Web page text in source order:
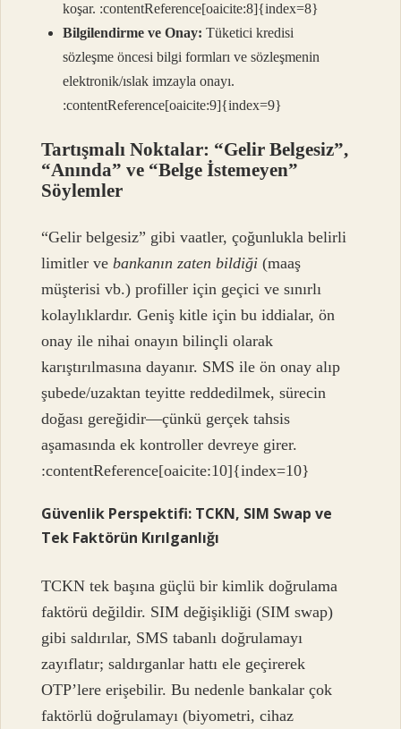
koşar. :contentReference[oaicite:8]{index=8}
Bilgilendirme ve Onay: Tüketici kredisi
sözleşme öncesi bilgi formları ve sözleşmenin
elektronik/ıslak imzayla onayı.
:contentReference[oaicite:9]{index=9}
Tartışmalı Noktalar: “Gelir Belgesiz”,
“Anında” ve “Belge İstemeyen”
Söylemler
“Gelir belgesiz” gibi vaatler, çoğunlukla belirli
limitler vebankanın zaten bildiği (maaş
müşterisi vb.) profiller için geçici ve sınırlı
kolaylıklardır. Geniş kitle için bu iddialar, ön
onay ile nihai onayın bilinçli olarak
karıştırılmasına dayanır. SMS ile ön onay alıp
şubede/uzaktan teyitte reddedilmek, sürecin
doğası gereğidir—çünkü gerçek tahsis
aşamasında ek kontroller devreye girer.
:contentReference[oaicite:10]{index=10}
Güvenlik Perspektifi: TCKN, SIM Swap ve
Tek Faktörün Kırılganlığı
TCKN tek başına güçlü bir kimlik doğrulama
faktörü değildir. SIM değişikliği (SIM swap)
gibi saldırılar, SMS tabanlı doğrulamayı
zayıflatır; saldırganlar hattı ele geçirerek
OTP’lere erişebilir. Bu nedenle bankalar çok
faktörlü doğrulamayı (biyometri, cihaz